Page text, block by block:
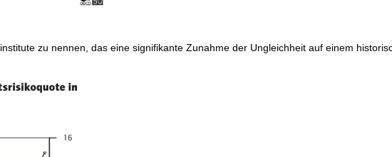
zu nennen, das eine signifikante Zunahme der Ungleichheit auf einem